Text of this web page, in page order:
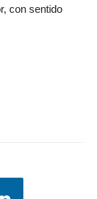
con sentido